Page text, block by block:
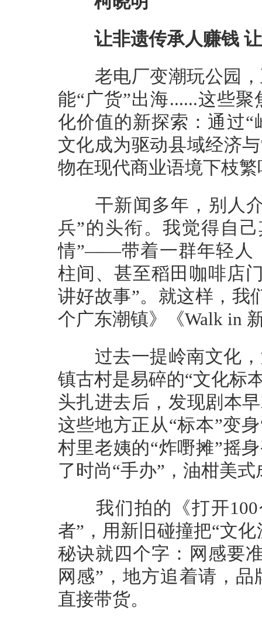
让非遗传承人赚钱 让
老电厂变潮玩公园，
能“广货”出海......这些
化价值的新探索：通过
文化成为驱动县域经济
物在现代商业语境下枝繁
干新闻多年，别人介
兵”的头衔。我觉得自
情”——带着一群年轻人
柱间、甚至稻田咖啡店
讲好故事”。就这样，我
个广东潮镇》《Walk in
过去一提岭南文化，
镇古村是易碎的“文化标
头扎进去后，发现剧本
这些地方正从“标本”变
村里老姨的“炸嘢摊”摇
了时尚“手办”，油柑美
我们拍的《打开100
者”，用新旧碰撞把“文
秘诀就四个字：网感要
网感”，地方追着请，
直接带货。